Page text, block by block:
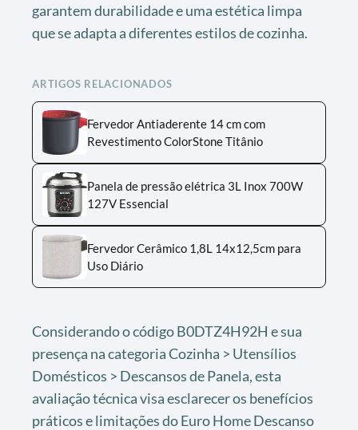
garantem durabilidade e uma estética limpa
que se adapta a diferentes estilos de cozinha.
ARTIGOS RELACIONADOS
Fervedor Antiaderente 14 cm com
Revestimento ColorStone Titânio
Panela de pressão elétrica 3L Inox 700W
127V Essencial
Fervedor Cerâmico 1,8L 14x12,5cm para
Uso Diário
Considerando o código B0DTZ4H92H e sua
presença na categoria Cozinha > Utensílios
Domésticos > Descansos de Panela, esta
avaliação técnica visa esclarecer os benefícios
práticos e limitações do Euro Home Descanso